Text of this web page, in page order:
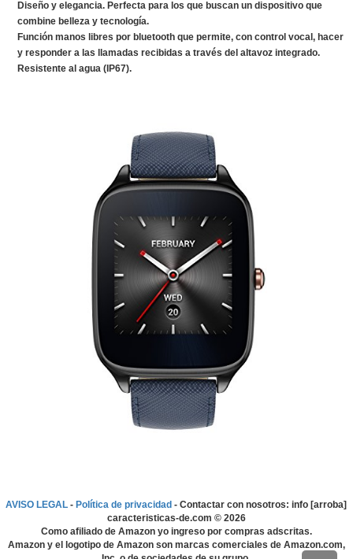
Diseño y elegancia. Perfecta para los que buscan un dispositivo que
combine belleza y tecnología.
Función manos libres por bluetooth que permite, con control vocal, hacer
y responder a las llamadas recibidas a través del altavoz integrado.
Resistente al agua (IP67).
AVISO LEGAL -Política de privacidad - Contactar con nosotros: info [arroba]
caracteristicas-de.com © 2026
Como afiliado de Amazon yo ingreso por compras adscritas.
Amazon y el logotipo de Amazon son marcas comerciales de Amazon.com,